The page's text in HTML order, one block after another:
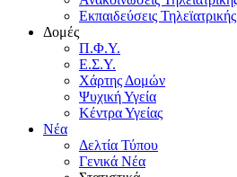
Εκπαιδεύσεις Τηλεϊατρικής
Δομές
Π.Φ.Υ.
Ε.Σ.Υ.
Χάρτης Δομών
Ψυχική Υγεία
Κέντρα Υγείας
Νέα
Δελτία Τύπου
Γενικά Νέα